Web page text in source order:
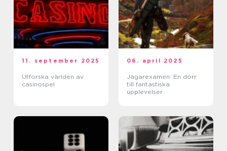
11. september 2025
Utforska världen av
casinospel
06. april 2025
Jägarexamen: En dörr
till fantastiska
upplevelser